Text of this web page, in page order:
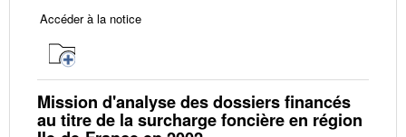
Accéder à la notice
Mission d'analyse des dossiers financés
au titre de la surcharge foncière en région